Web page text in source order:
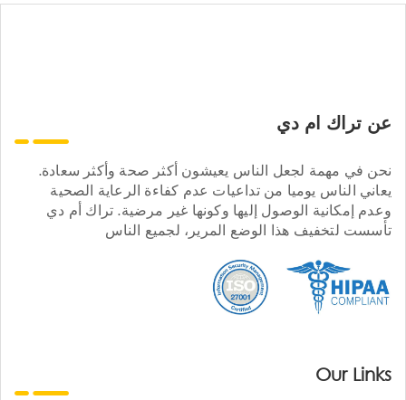
عن تراك ام دي
نحن في مهمة لجعل الناس يعيشون أكثر صحة وأكثر سعادة.
يعاني الناس يوميا من تداعيات عدم كفاءة الرعاية الصحية
وعدم إمكانية الوصول إليها وكونها غير مرضية. تراك أم دي
تأسست لتخفيف هذا الوضع المرير، لجميع الناس
Our Links